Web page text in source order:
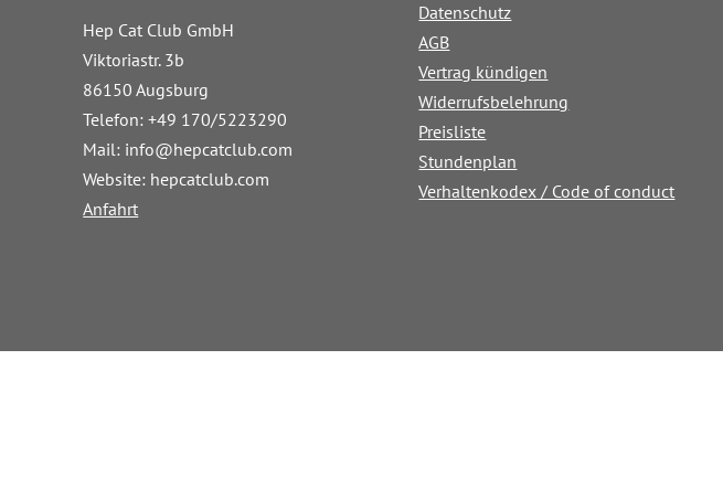
Hep Cat Club GmbH
Viktoriastr. 3b
86150 Augsburg
Telefon: +49 170/5223290
Mail: info@hepcatclub.com
Website: hepcatclub.com
Anfahrt
Datenschutz
AGB
Vertrag kündigen
Widerrufsbelehrung
Preisliste
Stundenplan
Verhaltenkodex / Code of conduct